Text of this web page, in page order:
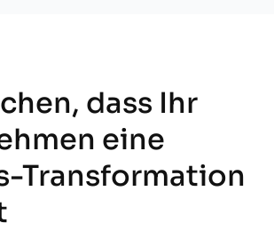
dass Ihr
eine
Transformation